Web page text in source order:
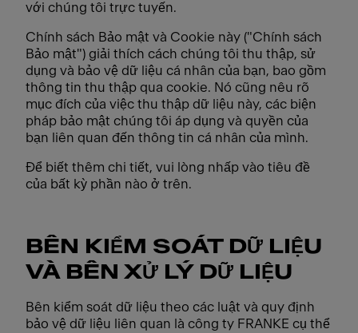
với chúng tôi trực tuyến.
Chính sách Bảo mật và Cookie này ("Chính sách
Bảo mật") giải thích cách chúng tôi thu thập, sử
dụng và bảo vệ dữ liệu cá nhân của bạn, bao gồm
thông tin thu thập qua cookie. Nó cũng nêu rõ
mục đích của việc thu thập dữ liệu này, các biện
pháp bảo mật chúng tôi áp dụng và quyền của
bạn liên quan đến thông tin cá nhân của mình.
Để biết thêm chi tiết, vui lòng nhấp vào tiêu đề
của bất kỳ phần nào ở trên.
BÊN KIỂM SOÁT DỮ LIỆU
VÀ BÊN XỬ LÝ DỮ LIỆU
Bên kiểm soát dữ liệu theo các luật và quy định
bảo vệ dữ liệu liên quan là công ty FRANKE cụ thể